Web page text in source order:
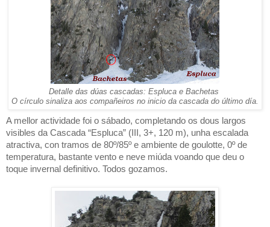
Detalle das dúas cascadas: Espluca e Bachetas
O círculo sinaliza aos compañeiros no inicio da cascada do último día.
A mellor actividade foi o sábado, completando os dous largos
visibles da Cascada “Espluca” (III, 3+, 120 m), unha escalada
atractiva, con tramos de 80º/85º e ambiente de goulotte, 0º de
temperatura, bastante vento e neve miúda voando que deu o
toque invernal definitivo. Todos gozamos.